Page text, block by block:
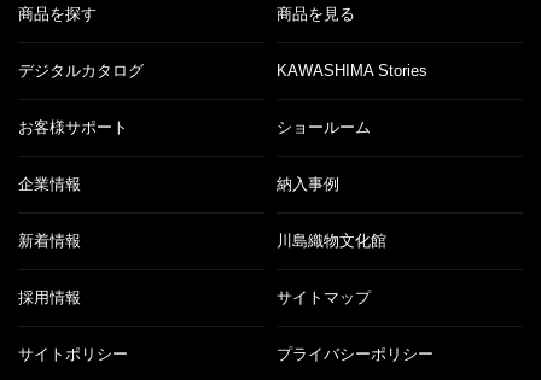
商品を探す 商品を見る
デジタルカタログ KAWASHIMA Stories
お客様サポート ショールーム
企業情報 納入事例
新着情報 川島織物文化館
採用情報 サイトマップ
サイトポリシー プライバシーポリシー